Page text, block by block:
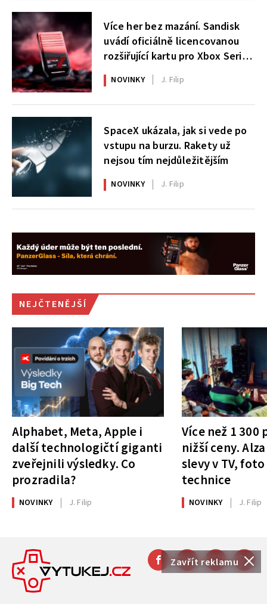
Zavřít reklamu
Více her bez mazání. Sandisk
uvádí oficiálně licencovanou
rozšiřující kartu pro Xbox Series
X|S
NOVINKY J. Filip
SpaceX ukázala, jak si vede po
vstupu na burzu. Rakety už
nejsou tím nejdůležitějším
NOVINKY J. Filip
NEJČTENĚJŠÍ
Alphabet, Meta, Apple i
další technologičtí giganti
zveřejnili výsledky. Co
prozradila?
NOVINKY J. Filip
Více než 1
nižší ceny.
slevy v TV,
technice
NOVINKY J. Filip